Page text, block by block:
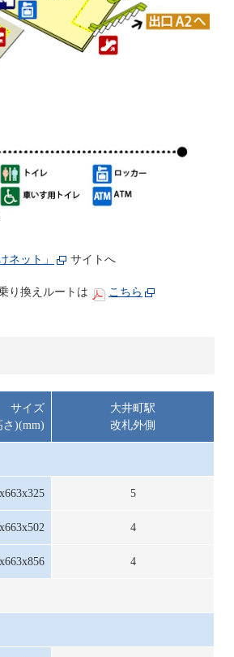
ネット」 サイトへ
り換えルートは こちら
サイズ
)(mm)
大井町駅
改札外側
5
4
4